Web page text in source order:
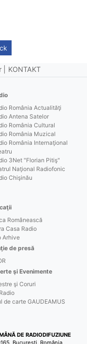
KONTAKT
România Actualităţi
Antena Satelor
România Cultural
România Muzical
România Internaţional
3Net "Florian Pitiş"
Naţional Radiofonic
Chişinău
Românească
Casa Radio
Arhive
de presă
şi Evenimente
şi Coruri
de carte GAUDEAMUS
DE RADIODIFUZIUNE
Bucureşti, România